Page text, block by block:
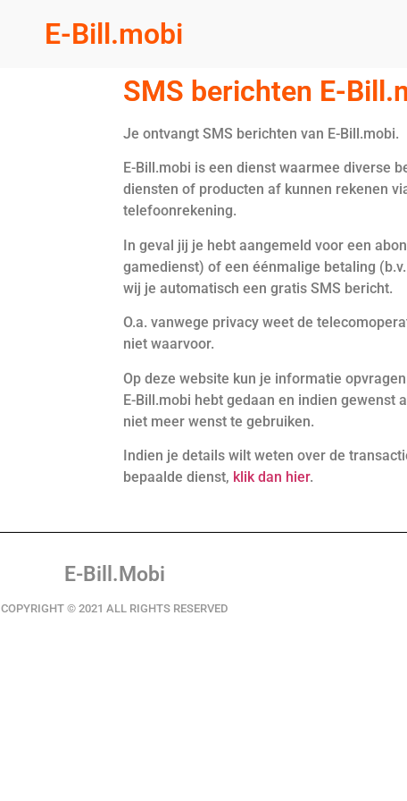
E-Bill.mobi
SMS berichten E-
Je ontvangt SMS berichten van E-Bill.mobi.
E-Bill.mobi is een dienst waarmee diverse
diensten of producten af kunnen rekenen
telefoonrekening.
In geval jij je hebt aangemeld voor een
gamedienst) of een éénmalige betaling
wij je automatisch een gratis SMS bericht.
O.a. vanwege privacy weet de
niet waarvoor.
Op deze website kun je informatie
E-Bill.mobi hebt gedaan en indien gewenst
niet meer wenst te gebruiken.
Indien je details wilt weten over de
bepaalde dienst, klik dan hier.
E-Bill.Mobi
COPYRIGHT © 2021 ALL RIGHTS RESERVED